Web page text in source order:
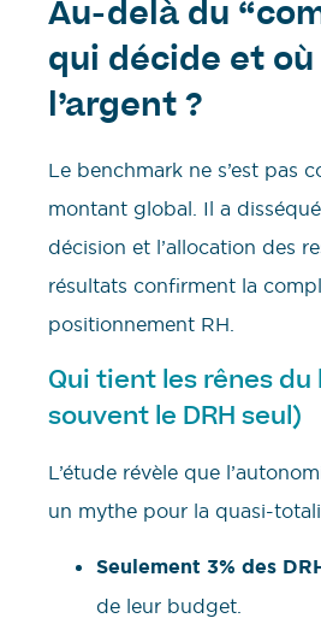
Au-delà du
qui décide et où
l’argent ?
Le benchmark ne s’est pas
montant global. Il a
décision et l’allocation des
résultats confirment la
positionnement RH.
Qui tient les rênes du
souvent le DRH seul)
L’étude révèle que
un mythe pour la quasi-
Seulement 3% des
de leur budget.